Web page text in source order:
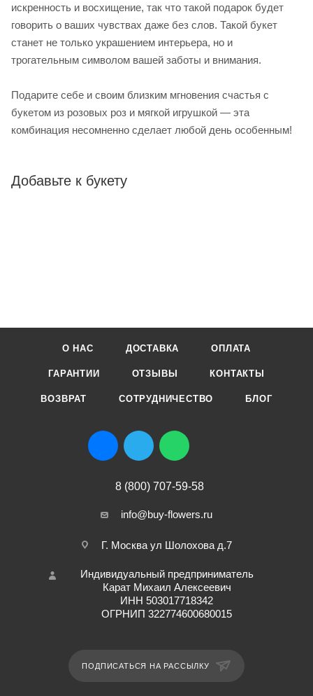
искренность и восхищение, так что такой подарок будет
говорить о ваших чувствах даже без слов. Такой букет
станет не только украшением интерьера, но и
трогательным символом вашей заботы и внимания.
Подарите себе и своим близким мгновения счастья с
букетом из розовых роз и мягкой игрушкой — эта
комбинация несомненно сделает любой день особенным!
Добавьте к букету
О НАС ДОСТАВКА ОПЛАТА
ГАРАНТИИ ОТЗЫВЫ КОНТАКТЫ
ВОЗВРАТ СОТРУДНИЧЕСТВО БЛОГ
8 (800) 707-59-58
info@buy-flowers.ru
Г. Москва ул Шолохова д.7
Индивидуальный предприниматель
Карат Михаил Алексеевич
ИНН 503017718342
ОГРНИП 322774600680015
ПОДПИСАТЬСЯ НА РАССЫЛКУ